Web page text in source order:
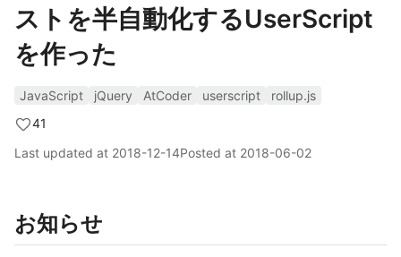
ストを半自動化するUserScript
を作った
JavaScript jQuery AtCoder userscript
rollup.js
41
Last updated at 2018-12-14Posted at 2018-06-02
お知らせ